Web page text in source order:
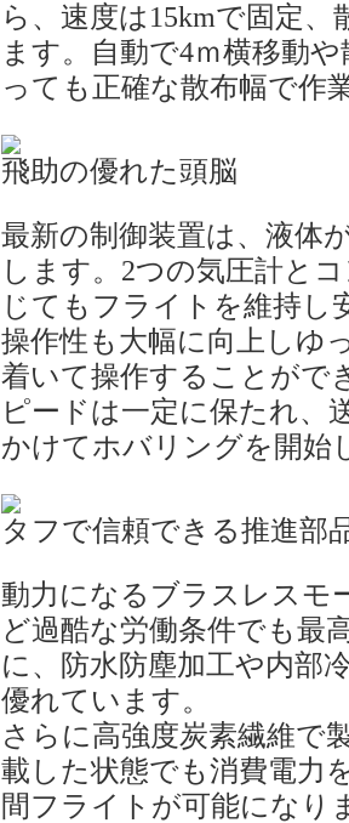
ら、速度は15kmで固定
ます。自動で4ｍ横移動
っても正確な散布幅で作
飛助の優れた頭脳
最新の制御装置は、液体
します。2つの気圧計と
じてもフライトを維持し
操作性も大幅に向上しゆ
着いて操作することがで
ピードは一定に保たれ、
かけてホバリングを開始
タフで信頼できる推進部
動力になるブラスレスモ
ど過酷な労働条件でも最
に、防水防塵加工や内部
優れています。
さらに高強度炭素繊維で
載した状態でも消費電力
間フライトが可能になり